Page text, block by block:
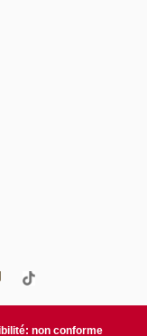
non conforme